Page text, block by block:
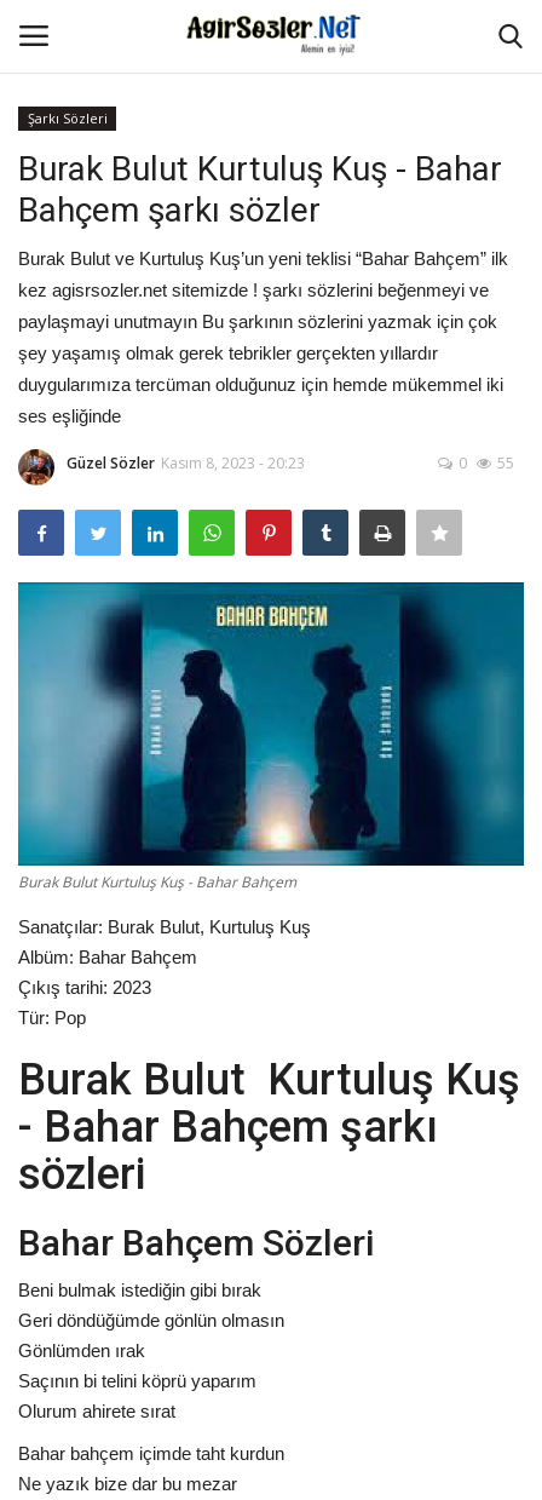
Anasayfa
İletişim
Aşk Sözleri
Güzel Sözler
Şarkı Sözleri
Ağır Sözler
Damar Sözler
ilahi sözleri
Dini Sözler
Günaydın Mesajları
Şarkı Sözleri
Burak Bulut Kurtuluş Kuş - Bahar
Bahçem şarkı sözler
Burak Bulut ve Kurtuluş Kuş’un yeni teklisi “Bahar Bahçem” ilk
kez agisrsozler.net sitemizde ! şarkı sözlerini beğenmeyi ve
paylaşmayi unutmayın Bu şarkının sözlerini yazmak için çok
şey yaşamış olmak gerek tebrikler gerçekten yıllardır
duygularımıza tercüman olduğunuz için hemde mükemmel iki
ses eşliğinde
Güzel Sözler Kasım 8, 2023 - 20:23 0 55
Burak Bulut Kurtuluş Kuş - Bahar Bahçem
Sanatçılar: Burak Bulut, Kurtuluş Kuş
Albüm: Bahar Bahçem
Çıkış tarihi: 2023
Tür: Pop
Burak Bulut Kurtuluş Kuş
- Bahar Bahçem şarkı
sözleri
Bahar Bahçem Sözleri
Beni bulmak istediğin gibi bırak
Geri döndüğümde gönlün olmasın
Gönlümden ırak
Saçının bi telini köprü yaparım
Olurum ahirete sırat
Bahar bahçem içimde taht kurdun
Ne yazık bize dar bu mezar